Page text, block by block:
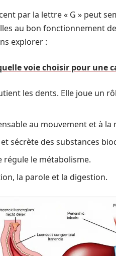
par la lettre « G » peut
au bon fonctionnement
explorer :
voie choisir pour une
les dents. Elle joue un
au mouvement et à la
sécrète des substances
régule le métabolisme.
la parole et la digestion.